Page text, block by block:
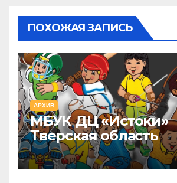
ПОХОЖАЯ ЗАПИСЬ
АРХИВ
МБУК ДЦ «Истоки»
Тверская область